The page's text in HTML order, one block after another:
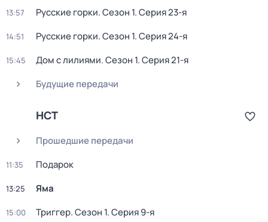
13:57 Русские горки. Сезон 1. Серия 23-я
14:51 Русские горки. Сезон 1. Серия 24-я
15:45 Дом с лилиями. Сезон 1. Серия 21-я
Будущие передачи
НСТ
Прошедшие передачи
11:35 Подарок
13:25 Яма
15:00 Триггер. Сезон 1. Серия 9-я